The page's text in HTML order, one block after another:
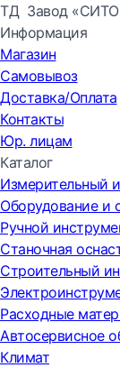
ТД Завод
Информация
Магазин
Самовывоз
Доставка/Оплата
Контакты
Юр. лицам
Каталог
Измерительный
Оборудование и
Ручной
Станочная
Строительный
Расходные
Автосервисное
Климат